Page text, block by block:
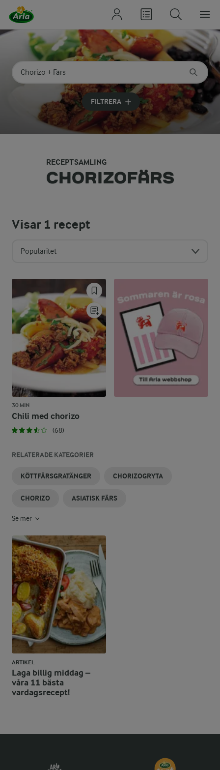
Sök på kategori eller ingrediens
Skriv in sökord för att få förslag
FILTRERA
RECEPTSAMLING
CHORIZOFÄRS
Visar1 recept
Popularitet
30 MIN
Chili med chorizo
(68)
RELATERADE KATEGORIER
KÖTTFÄRSGRATÄNGER CHORIZOGRYTA
CHORIZO ASIATISK FÄRS
Se mer
ARTIKEL
Laga billig middag –
våra 11 bästa
vardagsrecept!